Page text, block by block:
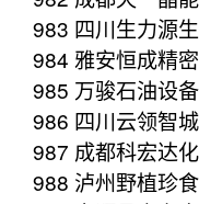
983 四川生力源
984 雅安恒成精
985 万骏石油设
986 四川云领智
987 成都科宏达
988 泸州野植珍